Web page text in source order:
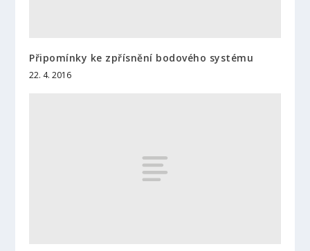
Připomínky ke zpřísnění bodového systému
22. 4. 2016